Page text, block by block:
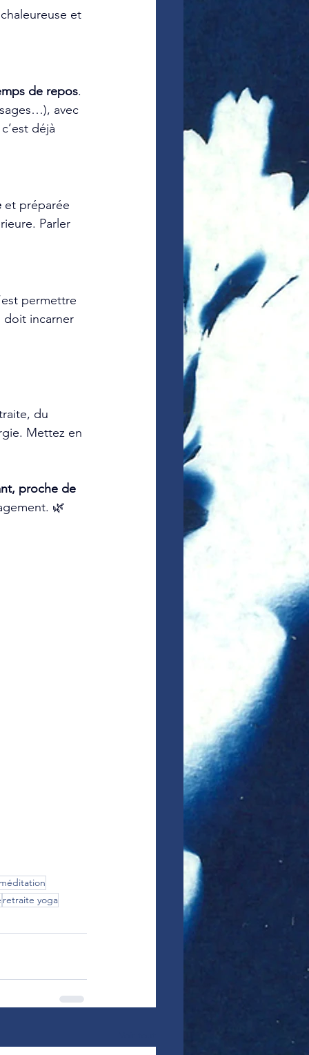
et
de repos.
avec
déjà
et préparée
Parler
permettre
doit incarner
du
Mettez en
proche de
🌿
retraite yoga